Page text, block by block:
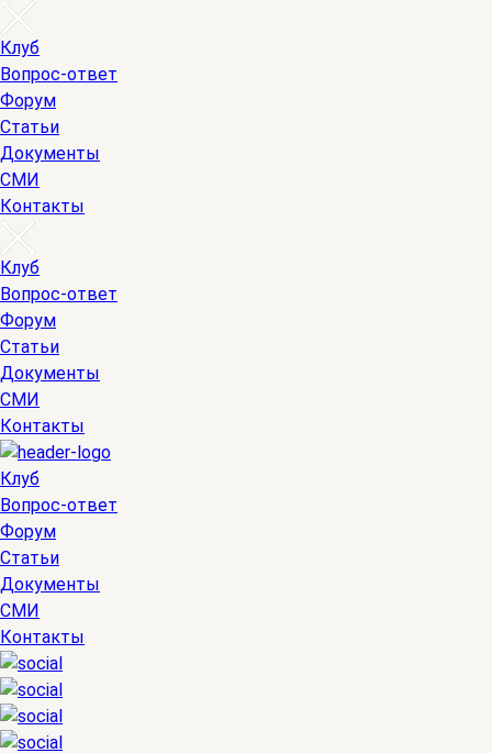
Клуб
Вопрос-ответ
Форум
Статьи
Документы
СМИ
Контакты
Клуб
Вопрос-ответ
Форум
Статьи
Документы
СМИ
Контакты
Клуб
Вопрос-ответ
Форум
Статьи
Документы
СМИ
Контакты